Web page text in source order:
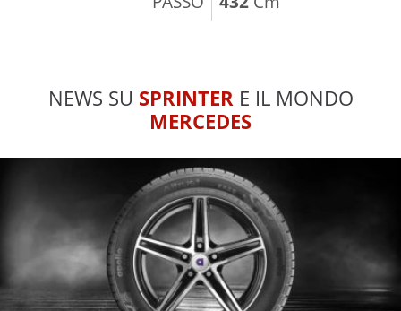
NEWS SU SPRINTER E IL MONDO
MERCEDES